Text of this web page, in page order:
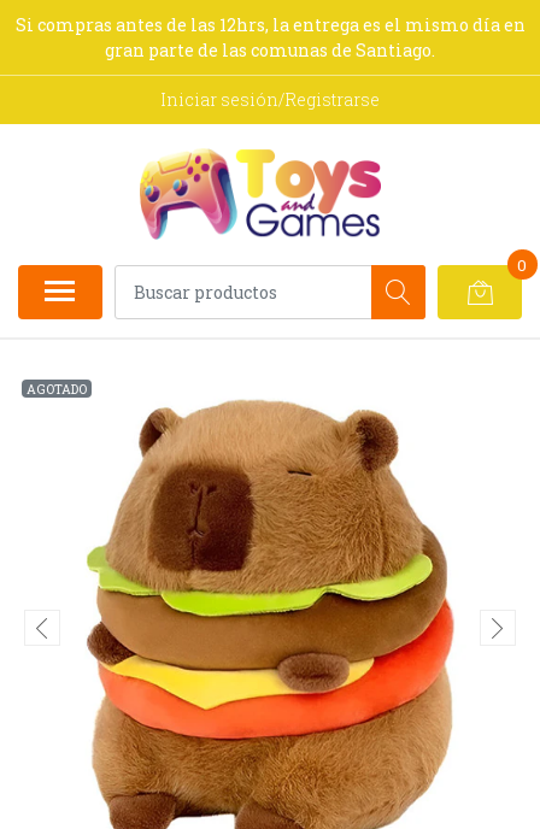
Si compras antes de las 12hrs, la entrega es el mismo día en
gran parte de las comunas de Santiago.
Iniciar sesión/Registrarse
0
AGOTADO